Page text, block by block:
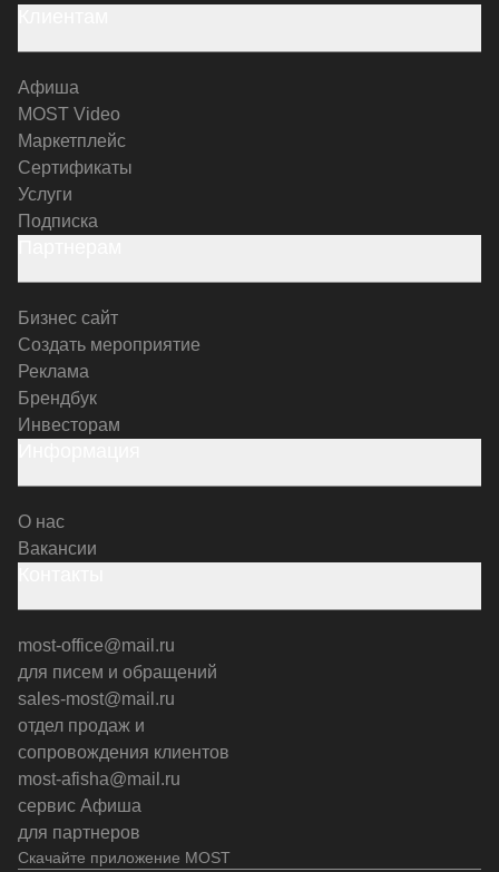
Скачайте приложение MOST
Афиша
MOST Video
Маркетплейс
Сертификаты
Услуги
Подписка
Бизнес сайт
Создать мероприятие
Реклама
Брендбук
Инвесторам
О нас
Вакансии
most-office@mail.ru
для писем и обращений
sales-most@mail.ru
отдел продаж и
сопровождения клиентов
most-afisha@mail.ru
сервис Афиша
для партнеров